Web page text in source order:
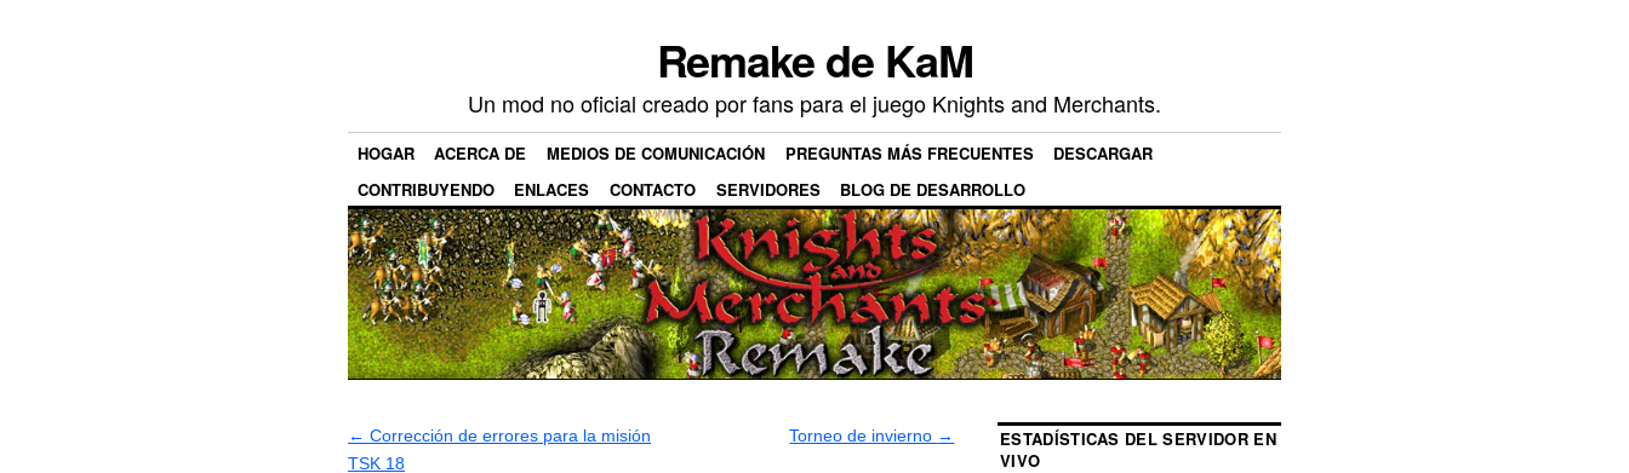
Remake de KaM
Un mod no oficial creado por fans para el juego Knights and Merchants.
HOGAR ACERCA DE MEDIOS DE COMUNICACIÓN PREGUNTAS MÁS FRECUENTES
DESCARGAR
CONTRIBUYENDO
ENLACES CONTACTO SERVIDORES BLOG DE DESARROLLO
← Corrección de errores para la misión
TSK 18
Torneo de invierno →
ESTADÍSTICAS DEL SERVIDOR EN
VIVO